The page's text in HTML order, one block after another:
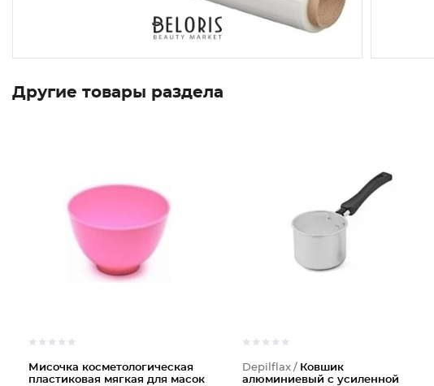
Другие товары раздела
Мисочка косметологическая
пластиковая мягкая для масок
Depilflax / Ковшик
алюминиевый с усиленной